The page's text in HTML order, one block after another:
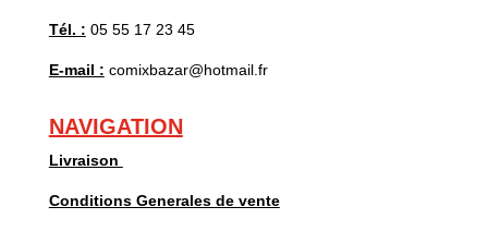
Tél. : 05 55 17 23 45
E-mail : comixbazar@hotmail.fr
NAVIGATION
Livraison
Conditions Generales de vente